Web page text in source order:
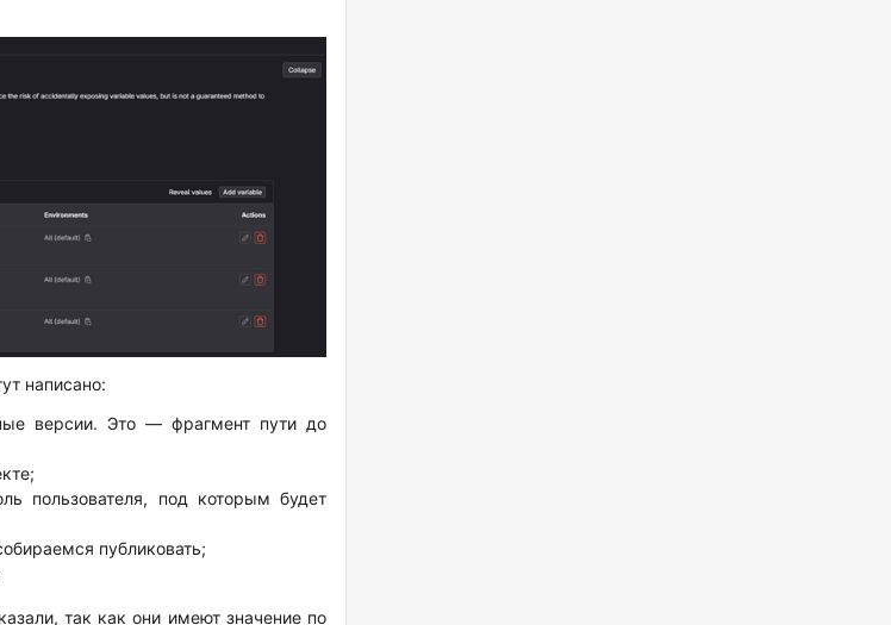
написано:
версии. Это — фрагмент пути до
пользователя, под которым будет
публиковать;
так как они имеют значение по